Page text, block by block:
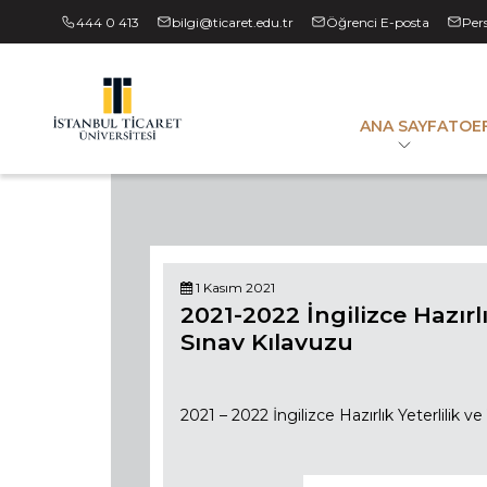
444 0 413 bilgi@ticaret.edu.tr Öğrenci E-posta
ANA SAYFA
1 Kasım 2021
2021-2022 İngilizce
Sınav Kılavuzu
2021 – 2022 İngilizce Hazırlık Yeterlilik